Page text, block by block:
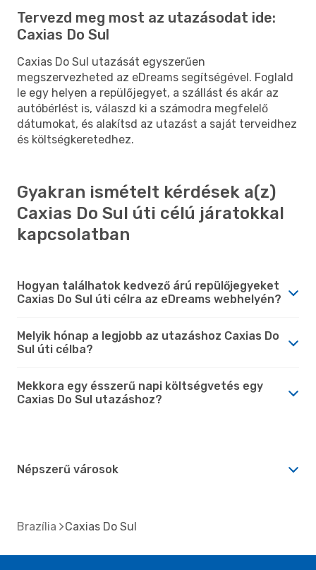
Tervezd meg most az utazásodat ide:
Caxias Do Sul
Caxias Do Sul utazását egyszerűen
megszervezheted az eDreams segítségével. Foglald
le egy helyen a repülőjegyet, a szállást és akár az
autóbérlést is, válaszd ki a számodra megfelelő
dátumokat, és alakítsd az utazást a saját terveidhez
és költségkeretedhez.
Gyakran ismételt kérdések a(z)
Caxias Do Sul úti célú járatokkal
kapcsolatban
Hogyan találhatok kedvező árú repülőjegyeket
Caxias Do Sul úti célra az eDreams webhelyén?
Melyik hónap a legjobb az utazáshoz Caxias Do
Sul úti célba?
Mekkora egy ésszerű napi költségvetés egy
Caxias Do Sul utazáshoz?
Népszerű városok
Brazília Caxias Do Sul